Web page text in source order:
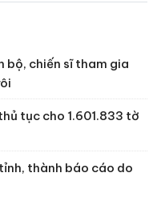
bộ, chiến sĩ tham gia
tục cho 1.601.833 tờ
thành báo cáo do